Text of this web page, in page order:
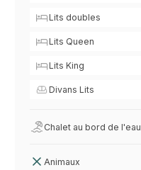
Lits doubles
Lits Queen
Lits King
Divans Lits
Chalet au bord de l'eau
Animaux